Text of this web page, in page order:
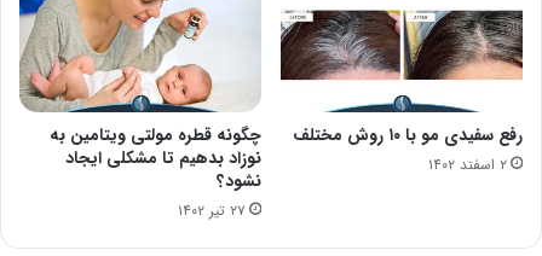
رفع سفیدی مو با ۱۰ روش مختلف
۲ اسفند ۱۴۰۲
چگونه قطره مولتی ویتامین به
نوزاد بدهیم تا مشکلی ایجاد
نشود؟
۲۷ تیر ۱۴۰۲